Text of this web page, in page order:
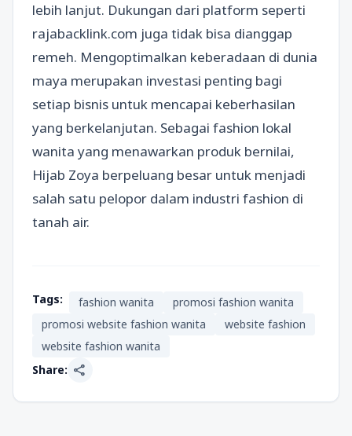
lebih lanjut. Dukungan dari platform seperti
rajabacklink.com juga tidak bisa dianggap
remeh. Mengoptimalkan keberadaan di dunia
maya merupakan investasi penting bagi
setiap bisnis untuk mencapai keberhasilan
yang berkelanjutan. Sebagai fashion lokal
wanita yang menawarkan produk bernilai,
Hijab Zoya berpeluang besar untuk menjadi
salah satu pelopor dalam industri fashion di
tanah air.
Tags: fashion wanita
promosi fashion wanita
promosi website fashion wanita
website fashion
website fashion wanita
Share: share